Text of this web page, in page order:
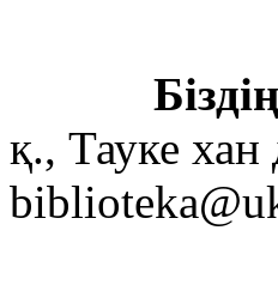
Біздің
қ., Тауке